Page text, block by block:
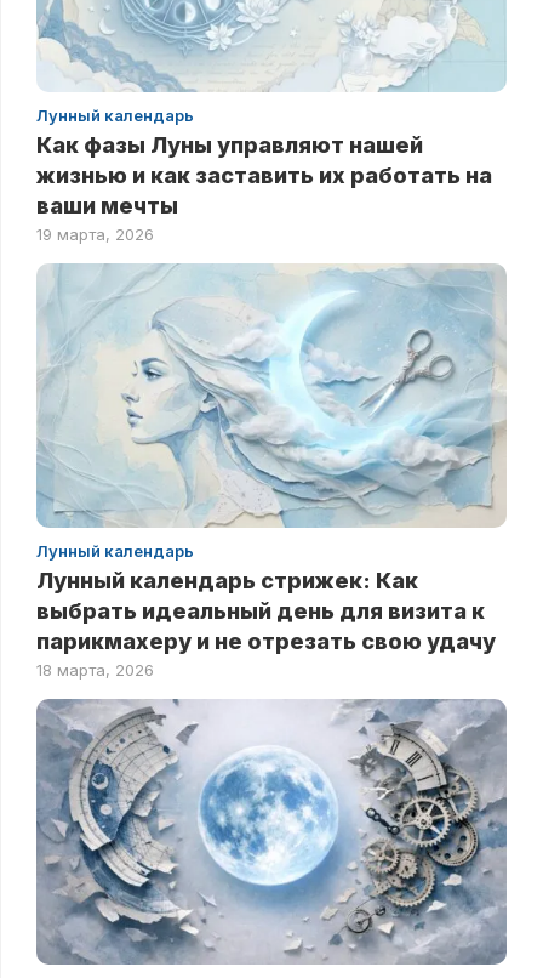
Лунный календарь
Как фазы Луны управляют нашей
жизнью и как заставить их работать на
ваши мечты
19 марта, 2026
Лунный календарь
Лунный календарь стрижек: Как
выбрать идеальный день для визита к
парикмахеру и не отрезать свою удачу
18 марта, 2026